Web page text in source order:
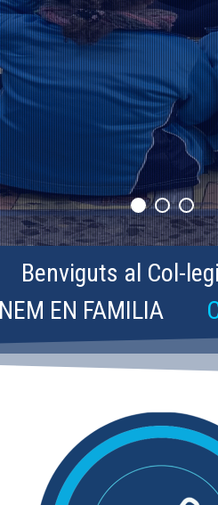
al Col-legi
EN FAMILIA